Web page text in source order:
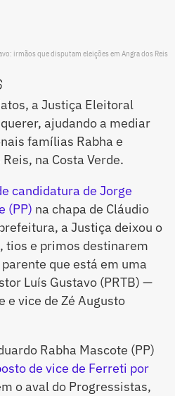
irmãos que disputam eleições em Angra dos Reis
a Justiça Eleitoral
ajudando a mediar
famílias Rabha e
na Costa Verde.
candidatura de Jorge
(PP) na chapa de Cláudio
a Justiça deixou o
tios e primos destinarem
que está em uma
Luís Gustavo (PRTB) —
e vice de Zé Augusto
Rabha Mascote (PP)
de vice de Ferreti por
o aval do Progressistas,